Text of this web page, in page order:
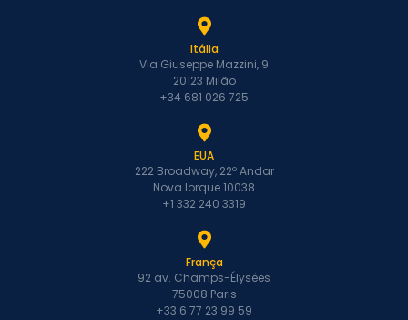
Itália
Via Giuseppe Mazzini, 9
20123 Milão
+34 681 026 725
EUA
222 Broadway, 22º Andar
Nova Iorque 10038
+1 332 240 3319
França
92 av. Champs-Élysées
75008 Paris
+33 6 77 23 99 59